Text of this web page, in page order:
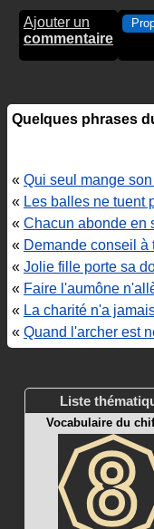
Ajouter un
commentaire
Quelques phrases
« Qui seul mange
« Les balles ne tuent
« Chacun abonde en
« Demande conseil à
« Jolie fille porte sa
« Faire l'aumône
« La charité n'a
« Quand l'archer est
Liste
Vocabulaire du